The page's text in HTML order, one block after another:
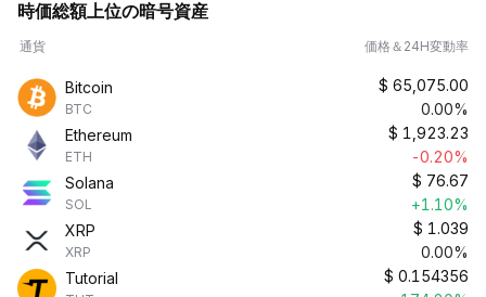
時価総額上位の暗号資産
通貨 価格＆24H変動率
Bitcoin
BTC
$ 65,075.00
0.00%
Ethereum
ETH
$ 1,923.23
-0.20%
Solana
SOL
$ 76.67
+1.10%
XRP
XRP
$ 1.039
0.00%
Tutorial
$ 0.154356